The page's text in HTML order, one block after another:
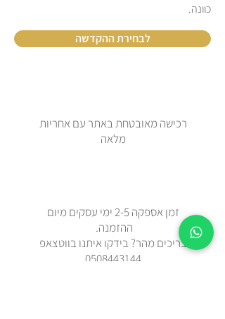
כוונה.
לבחירת ההקדשה
רכישה מאובטחת באתר עם אחריות
מלאה
זמן אספקה 2-5 ימי עסקים מיום
ההזמנה.
צריכים מהר? בידקו איתנו בווטצאפ
0508443144